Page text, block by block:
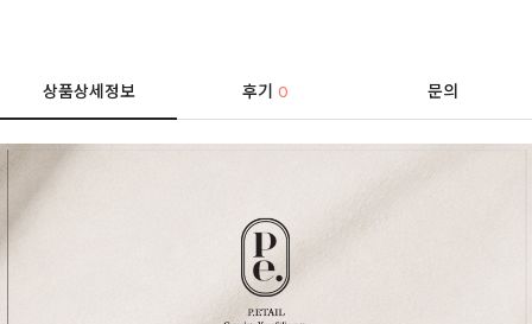
상품상세정보 후기0 문의